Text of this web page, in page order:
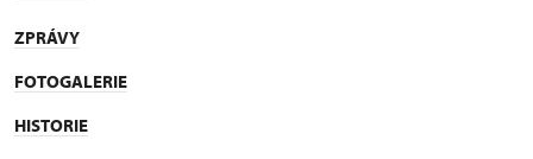
ZPRÁVY
FOTOGALERIE
HISTORIE